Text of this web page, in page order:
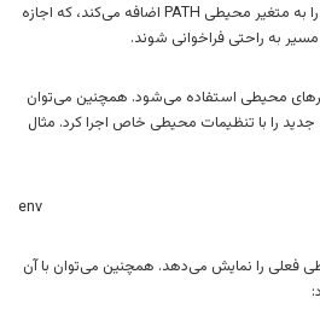
این دستور مسیر /usr/local/bin را به متغیر محیطی PATH اضافه می‌کند، که اجازه
به راحتی فراخوانی شوند.
محیطی استفاده می‌شود. همچنین می‌توان
جدید را با تنظیمات محیطی خاص اجرا کرد. مثال
env
فعلی را نمایش می‌دهد. همچنین می‌توان با آن